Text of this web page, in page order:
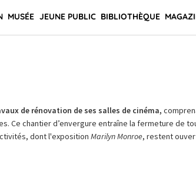
MUSÉE JEUNE PUBLIC BIBLIOTHÈQUE
de rénovation de ses salles de cinéma,
Ce chantier d’envergure entraîne la fermeture de
dont l'exposition Marilyn Monroe, restent